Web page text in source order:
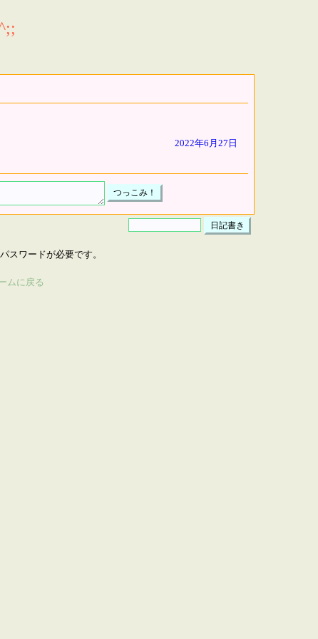
2022年6月27日
スワードが必要です。
ムに戻る